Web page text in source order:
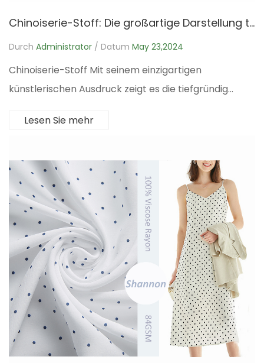
Chinoiserie-Stoff: Die großartige Darstellung traditioneller Kunst
Durch Administrator / Datum May 23,2024
Chinoiserie-Stoff Mit seinem einzigartigen
künstlerischen Ausdruck zeigt es die tiefgründig...
Lesen Sie mehr